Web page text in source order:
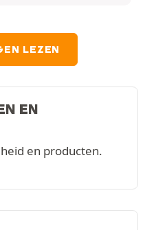
LEZEN
EN
en producten.